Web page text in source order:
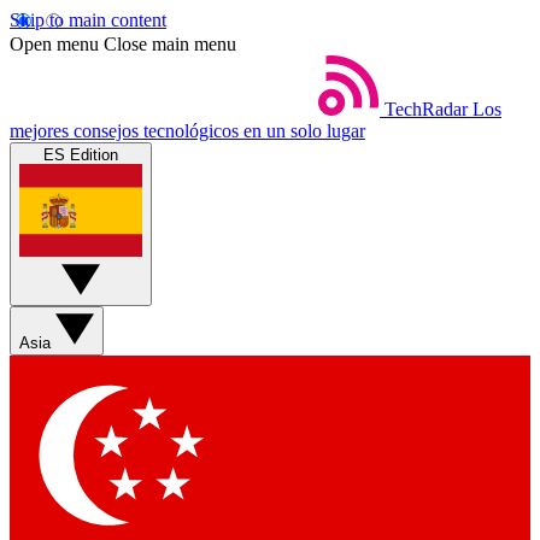
Skip to main content
Open menu Close main menu
TechRadar Los
mejores consejos tecnológicos en un solo lugar
ES Edition
Asia